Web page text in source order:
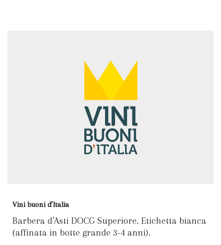
Vini buoni d’Italia
Barbera d’Asti DOCG Superiore. Etichetta bianca
(affinata in botte grande 3-4 anni).